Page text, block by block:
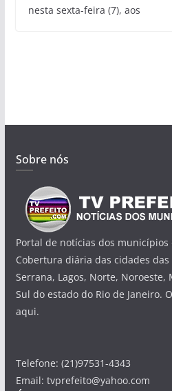
nesta sexta-feira (7), aos
Sobre nós
Portal de notícias dos
Cobertura diária das cidades
Serrana, Lagos, Norte, Noroeste,
Sul do estado do Rio de Janeiro.
aqui.
Telefone: (21)97531-4343
Email: tvprefeito@yahoo.com